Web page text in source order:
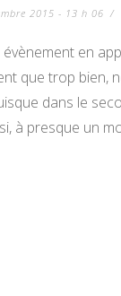
2015 - 13 h 06 /
en
que trop bien,
dans le
à presque un